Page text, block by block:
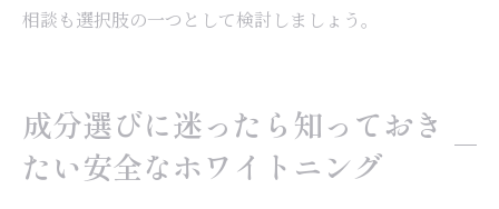
相談も選択肢の一つとして検討しましょう。
成分選びに迷ったら知っておき
たい安全なホワイトニング